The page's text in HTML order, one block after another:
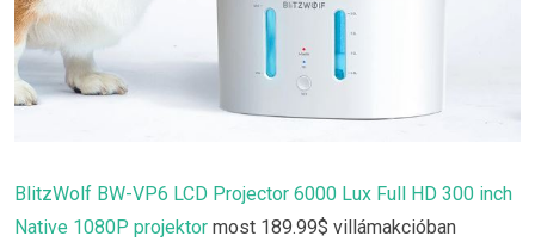
BlitzWolf BW-VP6 LCD Projector 6000 Lux Full HD 300 inch
Native 1080P projektor most 189.99$ villámakcióban